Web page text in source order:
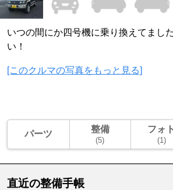
いつの間にか四号機に乗り換えてまし
い！
[このクルマの写真をもっと見る]
パーツ 整備
(5)
フォト
(1)
直近の整備手帳